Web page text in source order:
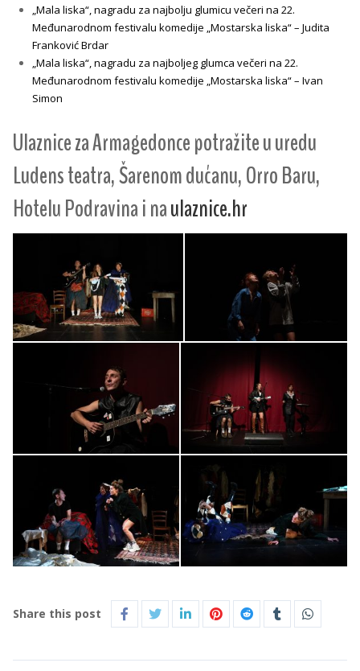
„Mala liska“, nagradu za najbolju glumicu večeri na 22.
Međunarodnom festivalu komedije „Mostarska liska“ – Judita
Franković Brdar
„Mala liska“, nagradu za najboljeg glumca večeri na 22.
Međunarodnom festivalu komedije „Mostarska liska“ – Ivan
Simon
Ulaznice za Armagedonce potražite u uredu
Ludens teatra, Šarenom dućanu, Orro Baru,
Hotelu Podravina i naulaznice.hr
Share this post